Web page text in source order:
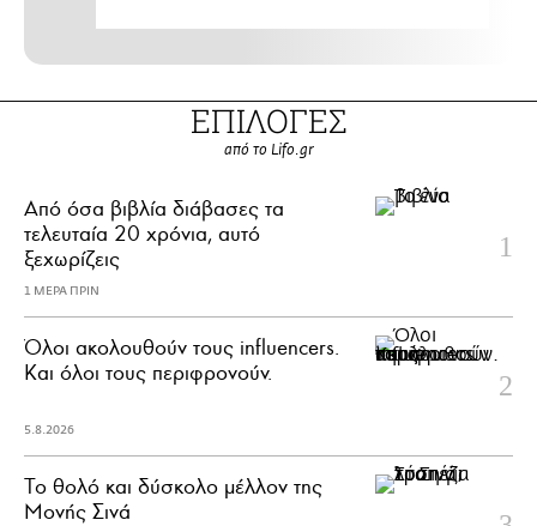
ΕΠΙΛΟΓΕΣ
από το Lifo.gr
Από όσα βιβλία διάβασες τα
τελευταία 20 χρόνια, αυτό
ξεχωρίζεις
1 ΜΕΡΑ ΠΡΙΝ
Όλοι ακολουθούν τους influencers.
Και όλοι τους περιφρονούν.
5.8.2026
Το θολό και δύσκολο μέλλον της
Μονής Σινά